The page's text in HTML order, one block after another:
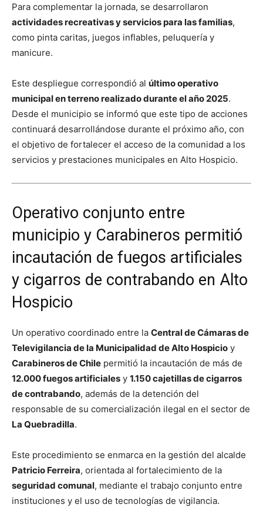
Para complementar la jornada, se desarrollaron
actividades recreativas y servicios para las familias,
como pinta caritas, juegos inflables, peluquería y
manicure.
Este despliegue correspondió al último operativo
municipal en terreno realizado durante el año 2025.
Desde el municipio se informó que este tipo de acciones
continuará desarrollándose durante el próximo año, con
el objetivo de fortalecer el acceso de la comunidad a los
servicios y prestaciones municipales en Alto Hospicio.
Operativo conjunto entre
municipio y Carabineros permitió
incautación de fuegos artificiales
y cigarros de contrabando en Alto
Hospicio
Un operativo coordinado entre la Central de Cámaras de
Televigilancia de la Municipalidad de Alto Hospicio y
Carabineros de Chile permitió la incautación de más de
12.000 fuegos artificiales y 1.150 cajetillas de cigarros
de contrabando, además de la detención del
responsable de su comercialización ilegal en el sector de
La Quebradilla.
Este procedimiento se enmarca en la gestión del alcalde
Patricio Ferreira, orientada al fortalecimiento de la
seguridad comunal, mediante el trabajo conjunto entre
instituciones y el uso de tecnologías de vigilancia.